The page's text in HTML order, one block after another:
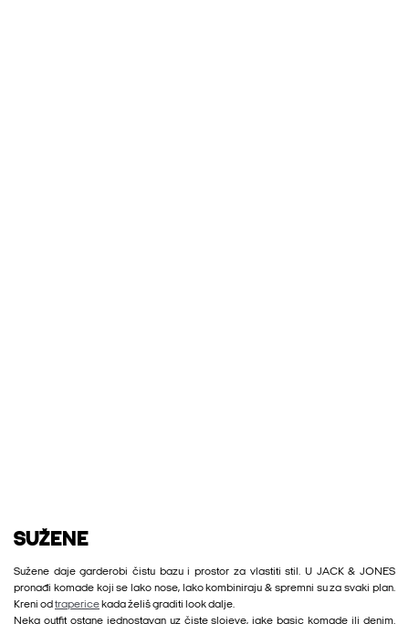
SUŽENE
Sužene daje garderobi čistu bazu i prostor za vlastiti stil. U JACK & JONES
pronađi komade koji se lako nose, lako kombiniraju & spremni su za svaki plan.
Kreni od traperice kada želiš graditi look dalje.
Neka outfit ostane jednostavan uz čiste slojeve, jake basic komade ili denim.